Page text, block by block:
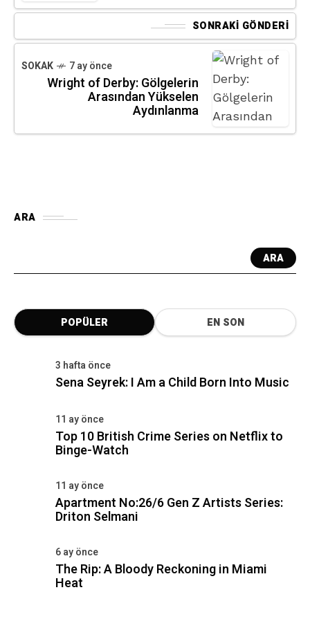
SONRAKI GÖNDERI
SOKAK 7 ay önce
Wright of Derby: Gölgelerin
Arasından Yükselen
Aydınlanma
ARA
ARA
POPÜLER EN SON
3 hafta önce
Sena Seyrek: I Am a Child Born Into Music
11 ay önce
Top 10 British Crime Series on Netflix to
Binge-Watch
11 ay önce
Apartment No:26/6 Gen Z Artists Series:
Driton Selmani
6 ay önce
The Rip: A Bloody Reckoning in Miami
Heat